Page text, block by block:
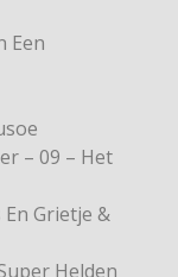
Een
– 09 – Het
Grietje &
Helden